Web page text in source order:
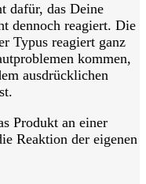
dafür, das Deine
dennoch reagiert. Die
Typus reagiert ganz
kommen,
ausdrücklichen
Produkt an einer
Reaktion der eigenen